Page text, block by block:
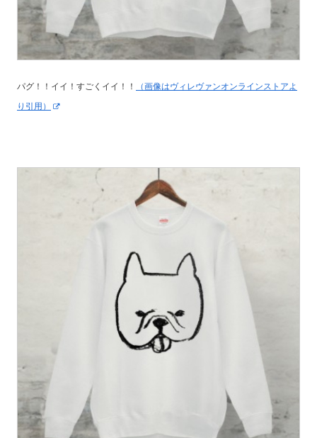
パグ！！イイ！すごくイイ！！
（画像はヴィレヴァンオンラインストアよ
り引用）